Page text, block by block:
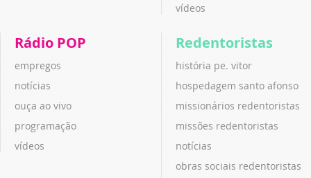
vídeos
Rádio POP
empregos
notícias
ouça ao vivo
programação
vídeos
Redentoristas
história pe. vitor
hospedagem santo afonso
missionários redentoristas
missões redentoristas
notícias
obras sociais redentoristas